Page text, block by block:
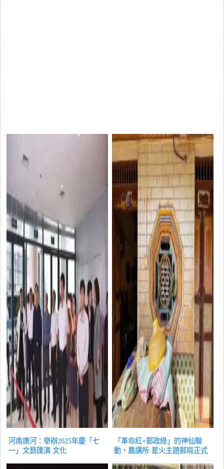
河南唐河：舉辦2025年慶「七
一」文藝匯演 文化
「革命紅×郵政綠」的神仙聯
動，農講所·星火主題郵局正式